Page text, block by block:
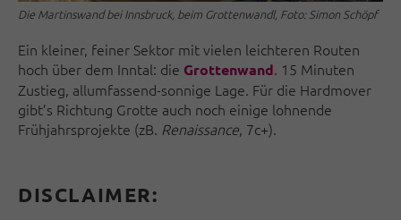
Die Martinswand bei Innsbruck, beim Grottenwandl, Foto: Simon Schöpf
Ein kleiner, feiner Sektor mit vielen leichteren Routen
hoch über dem Inntal: die Grottenwand. 15 Minuten
Zustieg, allumfassend-sonnige Lage. Für die Hardmover
gibt’s Richtung Grotte auch noch einige lohnende
Frühjahrsprojekte (zB. Renaissance, 7c+).
DISCLAIMER: